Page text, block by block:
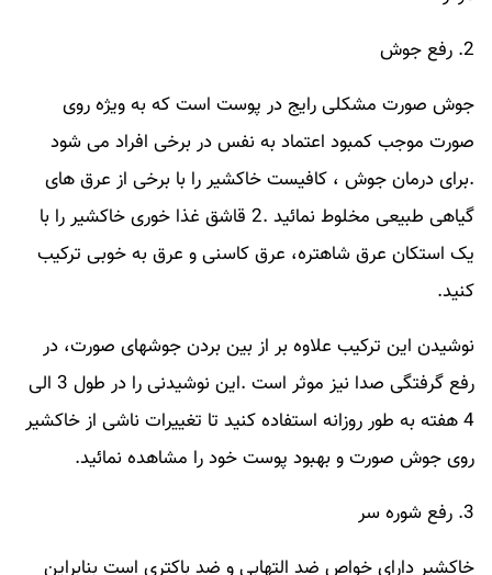
2. رفع جوش
جوش صورت مشکلی رایج در پوست است که به ویژه روی
صورت موجب کمبود اعتماد به نفس در برخی افراد می شود
.برای درمان جوش ، کافیست خاکشیر را با برخی از عرق های
گیاهی طبیعی مخلوط نمائید .2 قاشق غذا خوری خاکشیر را با
یک استکان عرق شاهتره، عرق کاسنی و عرق به خوبی ترکیب
کنید.
نوشیدن این ترکیب علاوه بر از بین بردن جوشهای صورت، در
رفع گرفتگی صدا نیز موثر است .این نوشیدنی را در طول 3 الی
4 هفته به طور روزانه استفاده کنید تا تغییرات ناشی از خاکشیر
روی جوش صورت و بهبود پوست خود را مشاهده نمائید.
3. رفع شوره سر
خاکشیر دارای خواص ضد التهابی و ضد باکتری است بنابراین